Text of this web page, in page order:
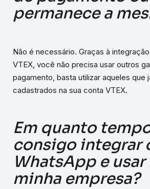
permanece a
Não é necessário. Graças à
VTEX, você não precisa usar outros
pagamento, basta utilizar aqueles que
cadastrados na sua conta VTEX.
Em quanto
consigo integrar
WhatsApp e usar
minha empresa?